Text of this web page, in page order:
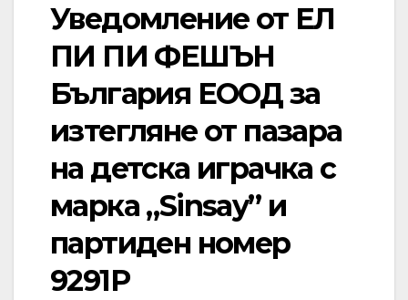
Уведомление от ЕЛ
ПИ ПИ ФЕШЪН
България ЕООД за
изтегляне от пазара
на детска играчка с
марка „Sinsay” и
партиден номер
9291P